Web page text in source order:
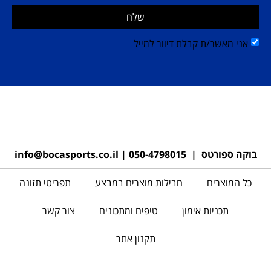
אני מאשר/ת קבלת דיוור למייל
שלח
בוקה ספורטס | 050-4798015
|
info@bocasports.co.il
כל המוצרים חבילות מוצרים במבצע תפריטי תזונה
תכניות אימון טיפים ומתכונים צור קשר
תקנון אתר